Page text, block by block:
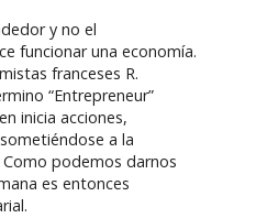
y no el
funcionar una economía.
franceses R.
“Entrepreneur”
inicia acciones,
a la
podemos darnos
es entonces